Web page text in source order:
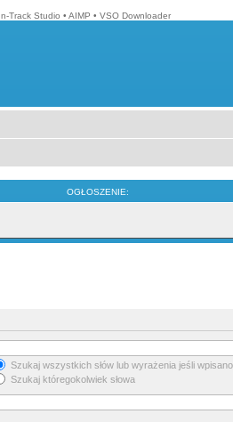
n-Track Studio • AIMP • VSO Downloader
OGŁOSZENIE:
Szukaj wszystkich słów lub wyrażenia jeśli wpisano
Szukaj któregokolwiek słowa